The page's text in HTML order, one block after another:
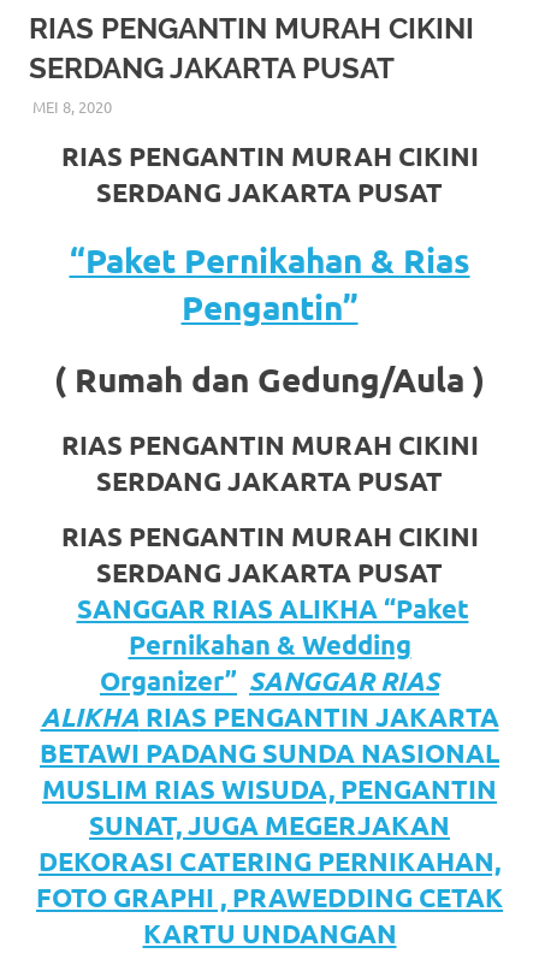
More
hints
rolex
replica.
website
https://www.watchesf.com
learn
more
https://www.watchesb.com.
guys
https://
comment
RIAS PENGANTIN MURAH CIKINI
SERDANG JAKARTA PUSAT
MEI 8, 2020RIASALIKHA
AKAD NIKAH
MUSLIM,PAKET DEKORASI PELAMINAN ,PAKET RIAS
PENGANTIN HIJAB,RIAS PENGANTIN JAWA,RIAS
RIAS PENGANTIN MURAH CIKINI
SERDANG JAKARTA PUSAT
“Paket Pernikahan & Rias
Pengantin”
( Rumah dan Gedung/Aula )
RIAS PENGANTIN MURAH CIKINI
SERDANG JAKARTA PUSAT
RIAS PENGANTIN MURAH CIKINI
SERDANG JAKARTA PUSAT
SANGGAR RIAS ALIKHA “Paket
Pernikahan & Wedding
Organizer” SANGGAR RIAS
ALIKHA RIAS PENGANTIN JAKARTA
BETAWI PADANG SUNDA NASIONAL
MUSLIM RIAS WISUDA, PENGANTIN
SUNAT, JUGA MEGERJAKAN
DEKORASI CATERING PERNIKAHAN,
FOTO GRAPHI , PRAWEDDING CETAK
KARTU UNDANGAN